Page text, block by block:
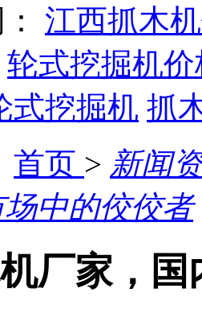
江西抓木
轮式挖掘机
式挖掘机 抓
首页 > 新闻
中的佼佼者
厂家，